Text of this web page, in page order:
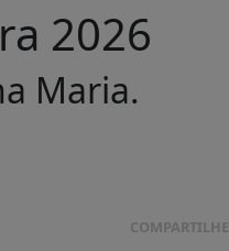
2026
Maria.
COMPARTILHE